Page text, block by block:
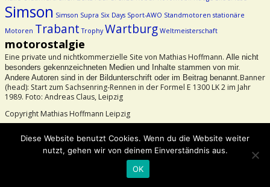
Simson Simson Supra Six Days Sport-AWO Standmotoren stationäre
Motoren Trabant Trophy Wartburg Weltmeisterschaft
motorostalgie
Eine private und nichtkommerzielle Site von Mathias Hoffmann. Alle nicht
besonders gekennzeichneten Medien und Inhalte stammen von mir.
Andere Autoren sind in der Bildunterschrift oder im Beitrag benannt.Banner
(head): Start zum Sachsenring-Rennen in der Formel E 1300 LK 2 im Jahr
1989. Foto: Andreas Claus, Leipzig
Copyright Mathias Hoffmann Leipzig
Weaver Xtreme Theme
Diese Website benutzt Cookies. Wenn du die Website weiter
nutzt, gehen wir von deinem Einverständnis aus.
OK